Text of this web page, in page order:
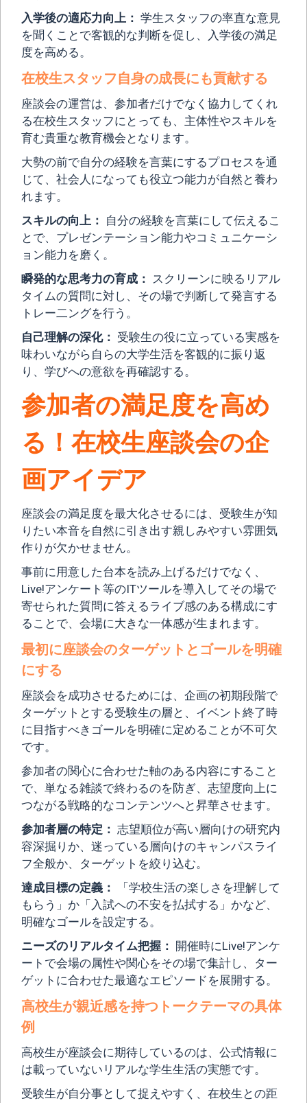
入学後の適応力向上： 学生スタッフの率直な意見
を聞くことで客観的な判断を促し、入学後の満足
度を高める。
在校生スタッフ自身の成長にも貢献する
座談会の運営は、参加者だけでなく協力してくれ
る在校生スタッフにとっても、主体性やスキルを
育む貴重な教育機会となります。
大勢の前で自分の経験を言葉にするプロセスを通
じて、社会人になっても役立つ能力が自然と養わ
れます。
スキルの向上： 自分の経験を言葉にして伝えるこ
とで、プレゼンテーション能力やコミュニケーシ
ョン能力を磨く。
瞬発的な思考力の育成： スクリーンに映るリアル
タイムの質問に対し、その場で判断して発言する
トレー二ングを行う。
自己理解の深化： 受験生の役に立っている実感を
味わいながら自らの大学生活を客観的に振り返
り、学びへの意欲を再確認する。
参加者の満足度を高め
る！在校生座談会の企
画アイデア
座談会の満足度を最大化させるには、受験生が知
りたい本音を自然に引き出す親しみやすい雰囲気
作りが欠かせません。
事前に用意した台本を読み上げるだけでなく、
Live!アンケート等のITツールを導入してその場で
寄せられた質問に答えるライブ感のある構成にす
ることで、会場に大きな一体感が生まれます。
最初に座談会のターゲットとゴールを明確
にする
座談会を成功させるためには、企画の初期段階で
ターゲットとする受験生の層と、イベント終了時
に目指すべきゴールを明確に定めることが不可欠
です。
参加者の関心に合わせた軸のある内容にすること
で、単なる雑談で終わるのを防ぎ、志望度向上に
つながる戦略的なコンテンツへと昇華させます。
参加者層の特定： 志望順位が高い層向けの研究内
容深掘りか、迷っている層向けのキャンパスライ
フ全般か、ターゲットを絞り込む。
達成目標の定義：
「学校生活の楽しさを理解して
もらう」か「入試への不安を払拭する」かなど、
明確なゴールを設定する。
ニーズのリアルタイム把握： 開催時にLive!アンケ
ートで会場の属性や関心をその場で集計し、ター
ゲットに合わせた最適なエピソードを展開する。
高校生が親近感を持つトークテーマの具体
例
高校生が座談会に期待しているのは、公式情報に
は載っていないリアルな学生生活の実態です。
受験生が自分事として捉えやすく、在校生との距